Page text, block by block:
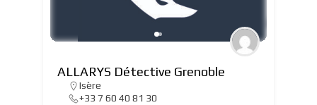
ALLARYS Détective Grenoble
Isère
+33 7 60 40 81 30